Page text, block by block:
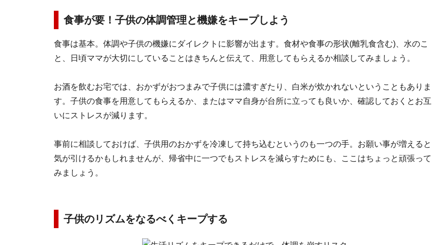
食事が要！子供の体調管理と機嫌をキープしよう
食事は基本。体調や子供の機嫌にダイレクトに影響が出ます。食材や食事の形状(離乳食含む)、水のこ
と、日頃ママが大切にしていることはきちんと伝えて、用意してもらえるか相談してみましょう。
お酒を飲むお宅では、おかずがおつまみで子供には濃すぎたり、白米が炊かれないということもありま
す。子供の食事を用意してもらえるか、またはママ自身が台所に立っても良いか、確認しておくとお互
いにストレスが減ります。
事前に相談しておけば、子供用のおかずを冷凍して持ち込むというのも一つの手。お願い事が増えると
気が引けるかもしれませんが、帰省中に一つでもストレスを減らすためにも、ここはちょっと頑張って
みましょう。
子供のリズムをなるべくキープする